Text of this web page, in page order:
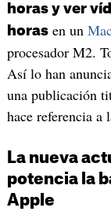
horas y ver
horasen un
procesador M2.
Así lo han
una publicación
hace referencia a
La nueva
potencia la
Apple